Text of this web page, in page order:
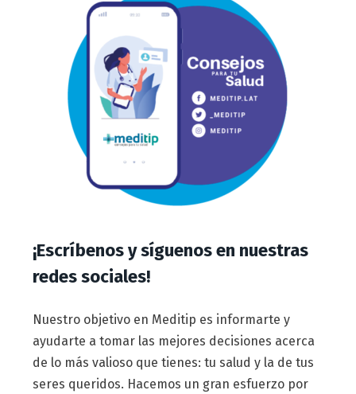
¡Escríbenos y síguenos en nuestras
redes sociales!
Nuestro objetivo en Meditip es informarte y
ayudarte a tomar las mejores decisiones acerca
de lo más valioso que tienes: tu salud y la de tus
seres queridos. Hacemos un gran esfuerzo por